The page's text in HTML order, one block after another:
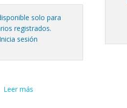
solo para
registrados.
Inicia sesión
Leer más